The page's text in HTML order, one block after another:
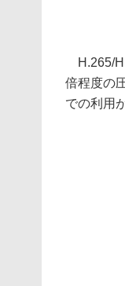
H.265/
倍程度の
での利用